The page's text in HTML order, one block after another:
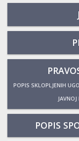
POPIS SKLOPLJENIH
POPIS